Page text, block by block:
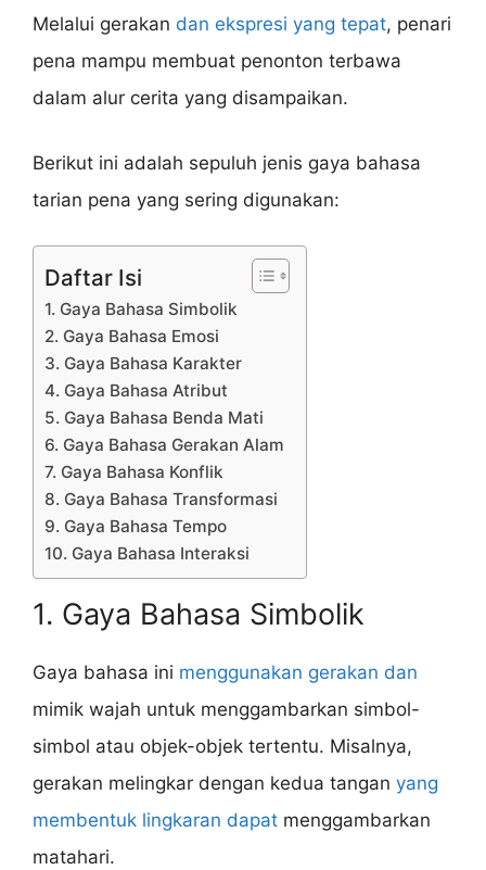
Melalui gerakan dan ekspresi yang tepat, penari
pena mampu membuat penonton terbawa
dalam alur cerita yang disampaikan.
Berikut ini adalah sepuluh jenis gaya bahasa
tarian pena yang sering digunakan:
Daftar Isi
1. Gaya Bahasa Simbolik
2. Gaya Bahasa Emosi
3. Gaya Bahasa Karakter
4. Gaya Bahasa Atribut
5. Gaya Bahasa Benda Mati
6. Gaya Bahasa Gerakan Alam
7. Gaya Bahasa Konflik
8. Gaya Bahasa Transformasi
9. Gaya Bahasa Tempo
10. Gaya Bahasa Interaksi
1. Gaya Bahasa Simbolik
Gaya bahasa ini menggunakan gerakan dan
mimik wajah untuk menggambarkan simbol-
simbol atau objek-objek tertentu. Misalnya,
gerakan melingkar dengan kedua tangan yang
membentuk lingkaran dapat menggambarkan
matahari.